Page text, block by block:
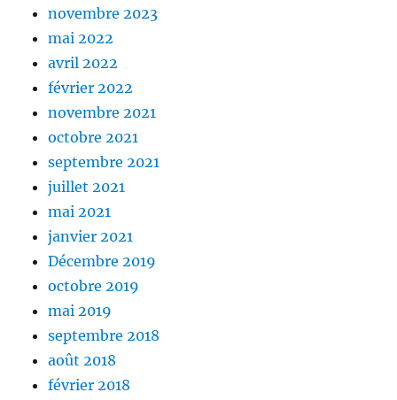
novembre 2023
mai 2022
avril 2022
février 2022
novembre 2021
octobre 2021
septembre 2021
juillet 2021
mai 2021
janvier 2021
Décembre 2019
octobre 2019
mai 2019
septembre 2018
août 2018
février 2018